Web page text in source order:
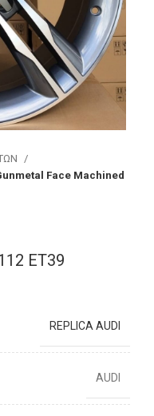
Face Machined
ET39
REPLICA AUDI
AUDI